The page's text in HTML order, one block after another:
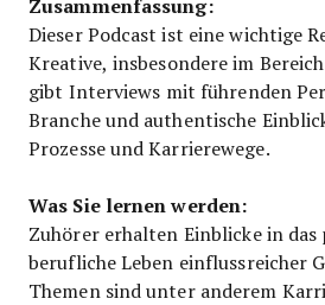
Dieser Podcast ist eine wichtige
Kreative, insbesondere im
gibt Interviews mit führenden
Branche und authentische
Prozesse und Karrierewege.
Was Sie lernen werden:
Zuhörer erhalten Einblicke in das
berufliche Leben einflussreicher
Themen sind unter anderem